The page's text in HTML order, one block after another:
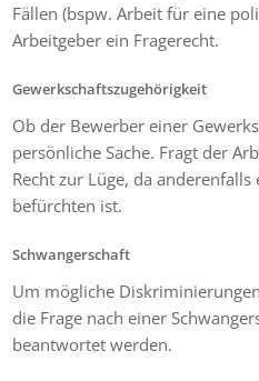
Fällen (bspw. Arbeit für eine
Arbeitgeber ein Fragerecht.
Gewerkschaftszugehörigkeit
Ob der Bewerber einer
persönliche Sache. Fragt der
Recht zur Lüge, da
befürchten ist.
Schwangerschaft
Um mögliche
die Frage nach einer
beantwortet werden.